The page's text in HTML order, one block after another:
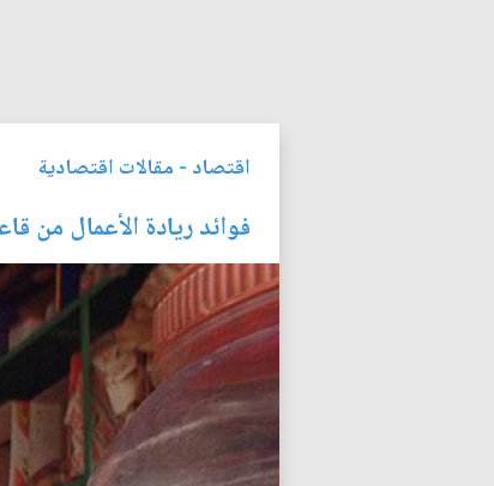
اقتصاد - مقالات اقتصادية
فوائد ريادة الأعمال من